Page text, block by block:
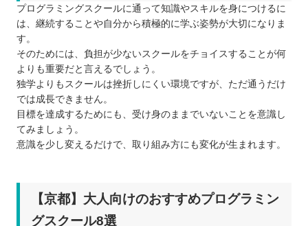
プログラミングスクールに通って知識やスキルを身につけるに
は、継続することや自分から積極的に学ぶ姿勢が大切になりま
す。
そのためには、負担が少ないスクールをチョイスすることが何
よりも重要だと言えるでしょう。
独学よりもスクールは挫折しにくい環境ですが、ただ通うだけ
では成長できません。
目標を達成するためにも、受け身のままでいないことを意識し
てみましょう。
意識を少し変えるだけで、取り組み方にも変化が生まれます。
【京都】大人向けのおすすめプログラミン
グスクール8選